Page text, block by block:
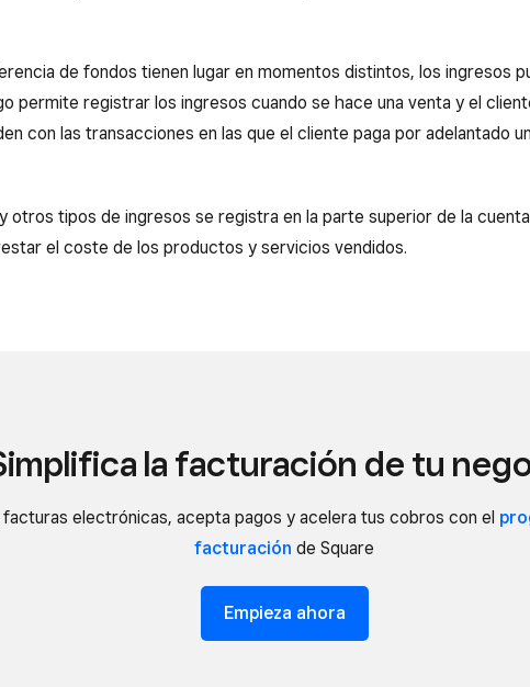
de fondos tienen lugar en momentos distintos, los ingresos
permite registrar los ingresos cuando se hace una venta y el
con las transacciones en las que el cliente paga por adelantado
otros tipos de ingresos se registra en la parte superior de la
el coste de los productos y servicios vendidos.
la facturación de tu
facturas electrónicas, acepta pagos y acelera tus cobros con el
facturación de Square
Empieza ahora